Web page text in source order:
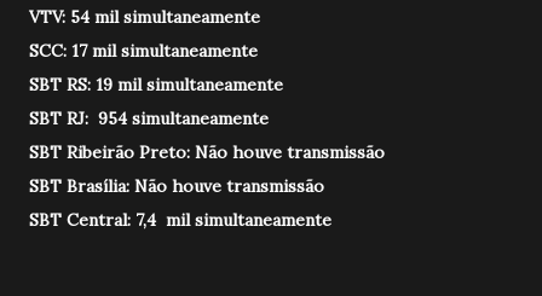
VTV: 54 mil simultaneamente
SCC: 17 mil simultaneamente
SBT RS: 19 mil simultaneamente
SBT RJ: 954 simultaneamente
SBT Ribeirão Preto: Não houve transmissão
SBT Brasília: Não houve transmissão
SBT Central: 7,4 mil simultaneamente